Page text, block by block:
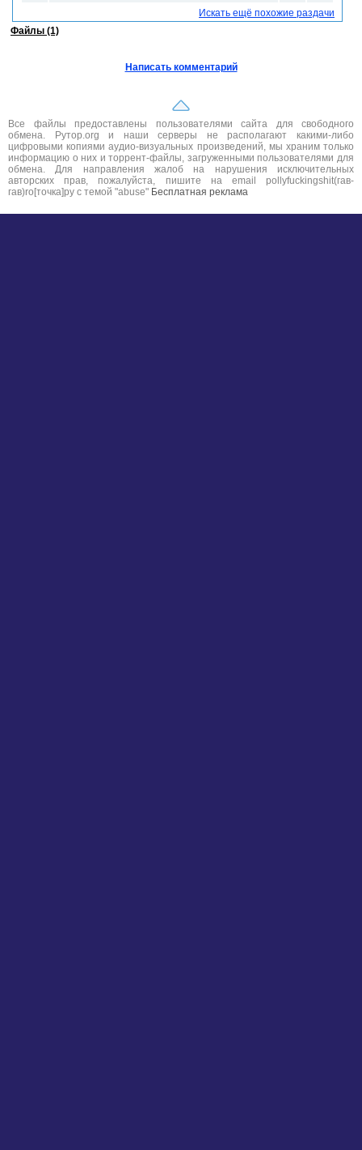
Искать ещё похожие раздачи
Файлы (1)
Написать комментарий
Все файлы предоставлены пользователями сайта для свободного
обмена. Рутор.org и наши серверы не располагают какими-либо
цифровыми копиями аудио-визуальных произведений, мы храним только
информацию о них и торрент-файлы, загруженными пользователями для
обмена. Для направления жалоб на нарушения исключительных
авторских прав, пожалуйста, пишите на email pollyfuckingshit(гав-
гав)ro[точка]ру с темой "abuse" Бесплатная реклама